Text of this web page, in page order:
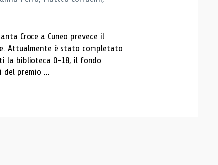
Croce a Cuneo prevede il
Attualmente è stato completato
la biblioteca 0-18, il fondo
del premio ...